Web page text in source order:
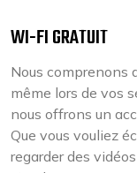
WI-FI GRATUIT
Nous comprenons
même lors de vos
nous offrons un
Que vous vouliez
regarder des